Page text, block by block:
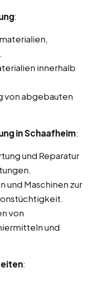
:
innerhalb
von abgebauten
in Schaafheim:
und Reparatur
und Maschinen zur
von
und
: